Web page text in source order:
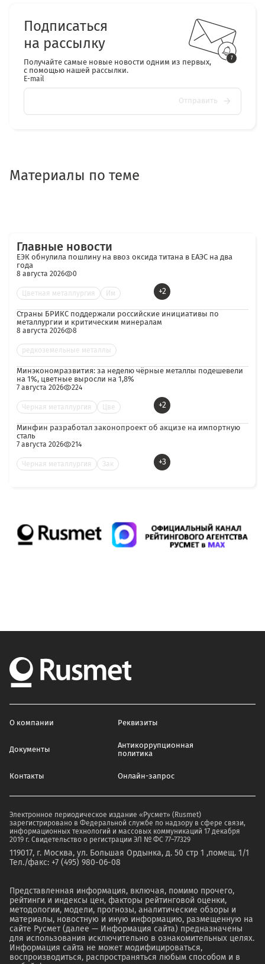
Подписаться
на рассылку
Получайте самые новые новости одним из первых,
с помощью нашей рассылки.
E-mail
Отправить
Материалы по теме
Главные новости
ЕЭК обнулила пошлину на ввоз оксида титана в ЕАЭС на два
года
8 августа 2026 0
Цветная металлургия Им +2
Страны БРИКС поддержали российские инициативы по
металлургии и критическим минералам
8 августа 2026 8
редкоземельные металлы
Минэкономразвития: за неделю чёрные металлы подешевели
на 1%, цветные выросли на 1,8%
7 августа 2026 224
Черная металлургия Цве +2
Минфин разработал законопроект об акцизе на импортную
сталь
7 августа 2026 214
Черная металлургия Зак +3
О компании Реквизиты
Документы
Антикоррупционная
политика
Контакты Онлайн-запрос
Электронное периодическое издание «Русмет» (Rusmet)
зарегистрировано в Федеральной службе по надзору в сфере связи,
информационных технологий и массовых коммуникаций 17 декабря
2019 г. Свидетельство о регистрации ЭЛ № ФС 77–77329
119017, г. Москва, ул. Большая Ордынка, д. 50 стр 1 ,помещ. 1/1
Тел./факс: +7 (495) 980-06-08
Представленная информация, включая, помимо прочего,
рейтинги и индексы цен, факторы рейтинговой оценки,
методологии, модели, прогнозы, аналитические обзоры и
материалы, новостную и иную информацию, размещенную на
сайте Русмет (далее — Информация сайта) предназначены
для использования исключительно в ознакомительных целях.
Информация сайта не может модифицироваться,
воспроизводиться, распространяться любым способом и в